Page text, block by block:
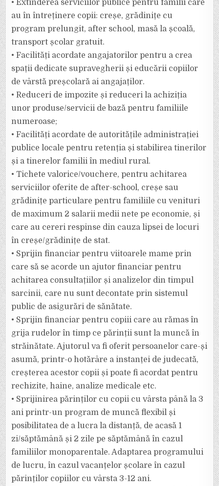
• Extinderea serviciilor publice pentru familii care
au în întreținere copii: creșe, grădinițe cu
program prelungit, after school, masă la școală,
transport școlar gratuit.
• Facilități acordate angajatorilor pentru a crea
spații dedicate supravegherii și educării copiilor
de vârstă preșcolară ai angajaților.
• Reduceri de impozite și reduceri la achiziția
unor produse/servicii de bază pentru familiile
numeroase;
• Facilități acordate de autoritățile administrației
publice locale pentru retenția și stabilirea tinerilor
și a tinerelor familii în mediul rural.
• Tichete valorice/vouchere, pentru achitarea
serviciilor oferite de after-school, creșe sau
grădinițe particulare pentru familiile cu venituri
de maximum 2 salarii medii nete pe economie, și
care au cereri respinse din cauza lipsei de locuri
în creșe/grădinițe de stat.
• Sprijin financiar pentru viitoarele mame prin
care să se acorde un ajutor financiar pentru
achitarea consultațiilor și analizelor din timpul
sarcinii, care nu sunt decontate prin sistemul
public de asigurări de sănătate.
• Sprijin financiar pentru copiii care au rămas în
grija rudelor în timp ce părinții sunt la muncă în
străinătate. Ajutorul va fi oferit persoanelor care-și
asumă, printr-o hotărâre a instanței de judecată,
creșterea acestor copii și poate fi acordat pentru
rechizite, haine, analize medicale etc.
• Sprijinirea părinților cu copii cu vârsta până la 3
ani printr-un program de muncă flexibil și
posibilitatea de a lucra la distanță, de acasă 1
zi/săptămână și 2 zile pe săptămână în cazul
familiilor monoparentale. Adaptarea programului
de lucru, în cazul vacanțelor școlare în cazul
părinților copiilor cu vârsta 3-12 ani.